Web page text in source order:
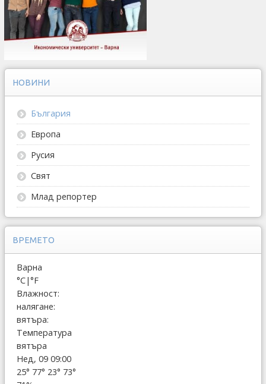
НОВИНИ
България
Европа
Русия
Свят
Млад репортер
ВРЕМЕТО
Варна
°C|°F
Влажност:
налягане:
вятъра:
Температура
вятъра
Нед, 09 09:00
25° 77° 23° 73°